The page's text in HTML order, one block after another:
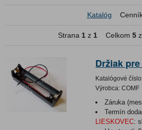
Katalóg
Strana 1 z 1 Celkom 5
Držiak pre
Katalógové
Výrobca: COMF
Záruka
Termín
LIESKOVEC: